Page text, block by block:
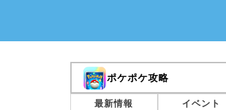
ポケポケ攻略
最新情報 イベント